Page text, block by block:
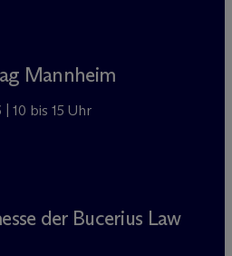
Mannheim
10 bis 15 Uhr
der Bucerius Law